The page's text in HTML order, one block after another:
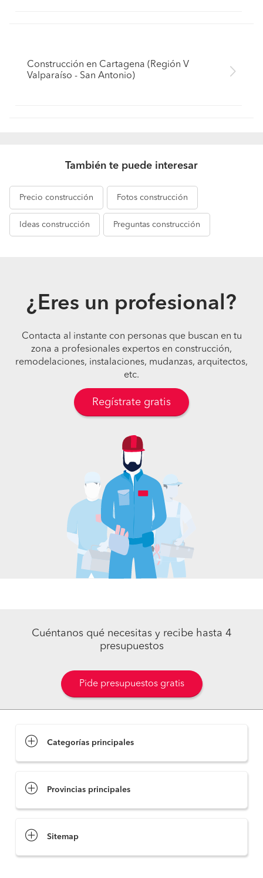
Construcción en Cartagena (Región V
Valparaíso - San Antonio)
También te puede interesar
Precio construcción Fotos construcción
Ideas construcción Preguntas construcción
¿Eres un profesional?
Contacta al instante con personas que buscan en tu
zona a profesionales expertos en construcción,
remodelaciones, instalaciones, mudanzas, arquitectos,
etc.
Regístrate gratis
Cuéntanos qué necesitas y recibe hasta 4
presupuestos
Pide presupuestos gratis
Categorías principales
Provincias principales
Sitemap